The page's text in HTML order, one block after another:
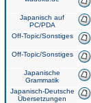
Japanisch auf
PC/PDA
Off-Topic/Sonstiges
Off-Topic/Sonstiges
Japanische
Grammatik
Japanisch-Deutsche
Übersetzungen